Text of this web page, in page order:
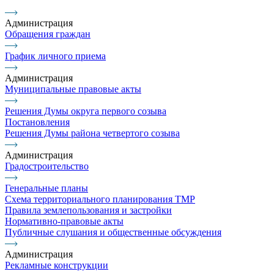
Администрация
Обращения граждан
График личного приема
Администрация
Муниципальные правовые акты
Решения Думы округа первого созыва
Постановления
Решения Думы района четвертого созыва
Администрация
Градостроительство
Генеральные планы
Схема территориального планирования ТМР
Правила землепользования и застройки
Нормативно-правовые акты
Публичные слушания и общественные обсуждения
Администрация
Рекламные конструкции